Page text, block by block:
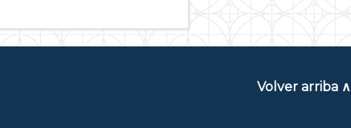
Volver arriba ∧